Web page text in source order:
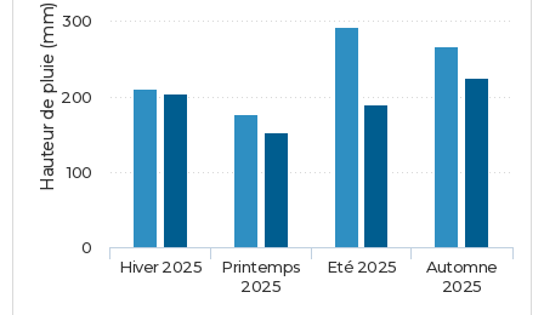
Hauteur de pluie (mm)
Hiver 2025
Printemps
2025
Eté 2025
Automne
2025
0
100
200
300